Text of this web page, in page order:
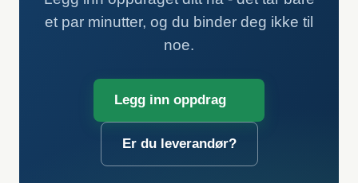
et par minutter, og du binder deg ikke til
noe.
Legg inn oppdrag
Er du leverandør?